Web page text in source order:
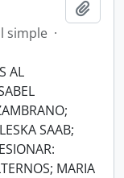
simple ·
AL
SAAB;
MARIA